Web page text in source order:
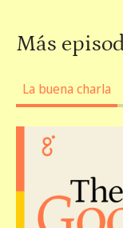
Más
La buena charla